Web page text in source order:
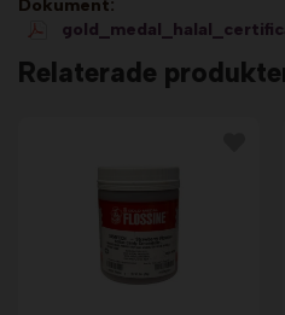
Dokument:
Relaterade